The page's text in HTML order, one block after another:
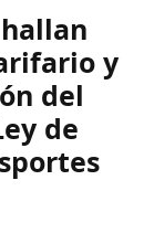
y
del
de